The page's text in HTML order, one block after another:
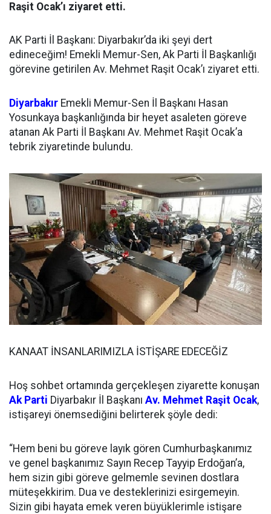
Raşit Ocak’ı ziyaret etti.
AK Parti İl Başkanı: Diyarbakır’da iki şeyi dert
edineceğim! Emekli Memur-Sen, Ak Parti İl Başkanlığı
görevine getirilen Av. Mehmet Raşit Ocak’ı ziyaret etti.
Diyarbakır Emekli Memur-Sen İl Başkanı Hasan
Yosunkaya başkanlığında bir heyet asaleten göreve
atanan Ak Parti İl Başkanı Av. Mehmet Raşit Ocak’a
tebrik ziyaretinde bulundu.
KANAAT İNSANLARIMIZLA İSTİŞARE EDECEĞİZ
Hoş sohbet ortamında gerçekleşen ziyarette konuşan
Ak Parti Diyarbakır İl Başkanı Av. Mehmet Raşit Ocak,
istişareyi önemsediğini belirterek şöyle dedi:
“Hem beni bu göreve layık gören Cumhurbaşkanımız
ve genel başkanımız Sayın Recep Tayyip Erdoğan’a,
hem sizin gibi göreve gelmemle sevinen dostlara
müteşekkirim. Dua ve desteklerinizi esirgemeyin.
Sizin gibi hayata emek veren büyüklerimle istişare